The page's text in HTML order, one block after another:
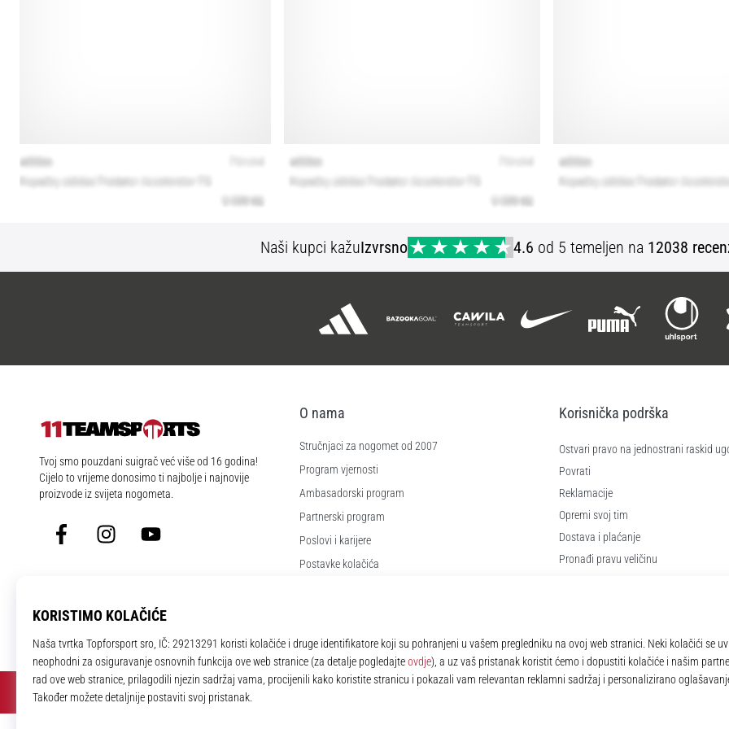
Naši kupci kažuIzvrsno 4.6 od 5 temeljen na 12038
11teamsports.hr
Tvoj smo pouzdani suigrač već više od 16 godina!
Cijelo to vrijeme donosimo ti najbolje i najnovije
proizvode iz svijeta nogometa.
FacebookInstagramYouTube
O nama
Stručnjaci za nogomet od 2007
Program vjernosti
Ambasadorski program
Partnerski program
Poslovi i karijere
Postavke kolačića
Korisnička podrška
Ostvari pravo na jednostrani raskid
Povrati
Reklamacije
Opremi svoj tim
Dostava i plaćanje
Pronađi pravu veličinu